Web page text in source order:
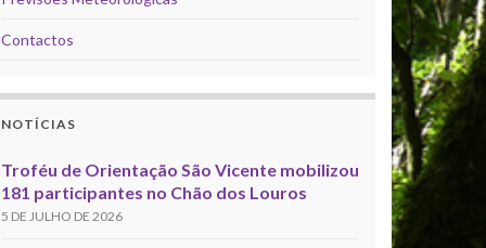
Contactos
NOTÍCIAS
Troféu de Orientação São Vicente mobilizou
181 participantes no Chão dos Louros
5 DE JULHO DE 2026